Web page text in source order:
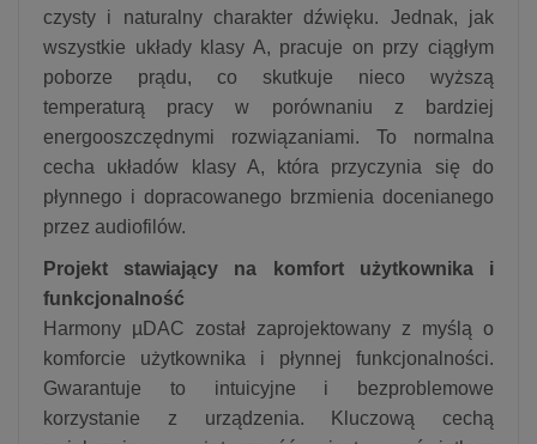
czysty i naturalny charakter dźwięku. Jednak, jak
wszystkie układy klasy A, pracuje on przy ciągłym
poborze prądu, co skutkuje nieco wyższą
temperaturą pracy w porównaniu z bardziej
energooszczędnymi rozwiązaniami. To normalna
cecha układów klasy A, która przyczynia się do
płynnego i dopracowanego brzmienia docenianego
przez audiofilów.
Projekt stawiający na komfort użytkownika i
funkcjonalność
Harmony µDAC został zaprojektowany z myślą o
komforcie użytkownika i płynnej funkcjonalności.
Gwarantuje to intuicyjne i bezproblemowe
korzystanie z urządzenia. Kluczową cechą